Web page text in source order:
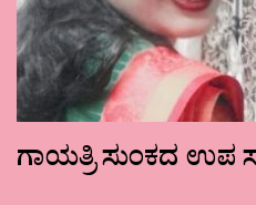
ಗಾಯತ್ರಿ ಸುಂಕದ ಉಪ